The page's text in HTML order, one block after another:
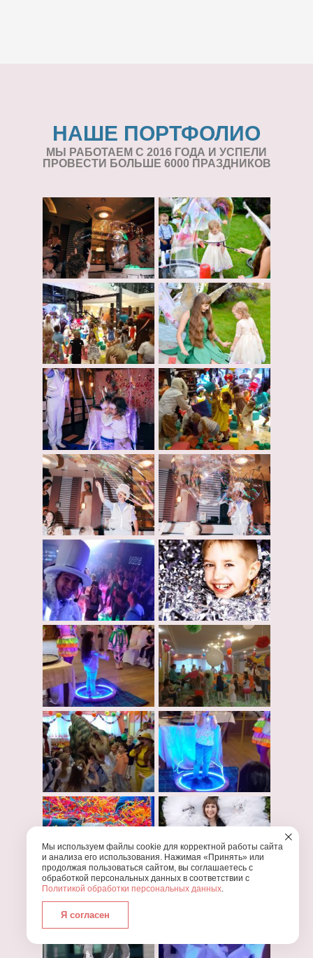
НАШЕ ПОРТФОЛИО
МЫ РАБОТАЕМ С 2016 ГОДА И УСПЕЛИ
ПРОВЕСТИ БОЛЬШЕ 6000 ПРАЗДНИКОВ
Мы используем файлы cookie для корректной работы сайта
и анализа его использования. Нажимая «Принять» или
продолжая пользоваться сайтом, вы соглашаетесь с
обработкой персональных данных в соответствии с
Политикой обработки персональных данных.
Я согласен